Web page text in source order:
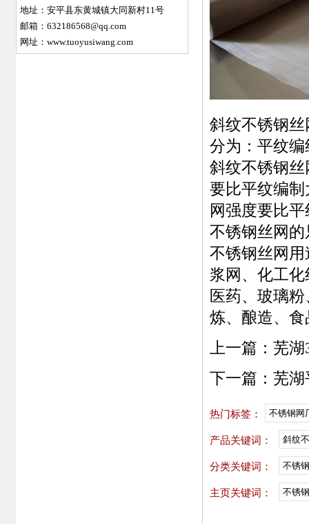
地址：安平县东黄城镇大同新村11号
邮箱：632186568@qq.com
网址：www.tuoyusiwang.com
斜纹不锈钢丝
分为：平纹
斜纹不锈钢丝
要比平纹编
网强度要比
不锈钢丝网 的
不锈钢丝网
浆网、化工
医药、玻璃
炼、酿造、
上一篇： 芜湖
下一篇： 芜湖
热门标签： 不锈钢网
产品关键词： 斜纹
分类关键词： 不锈
主页关键词： 不锈